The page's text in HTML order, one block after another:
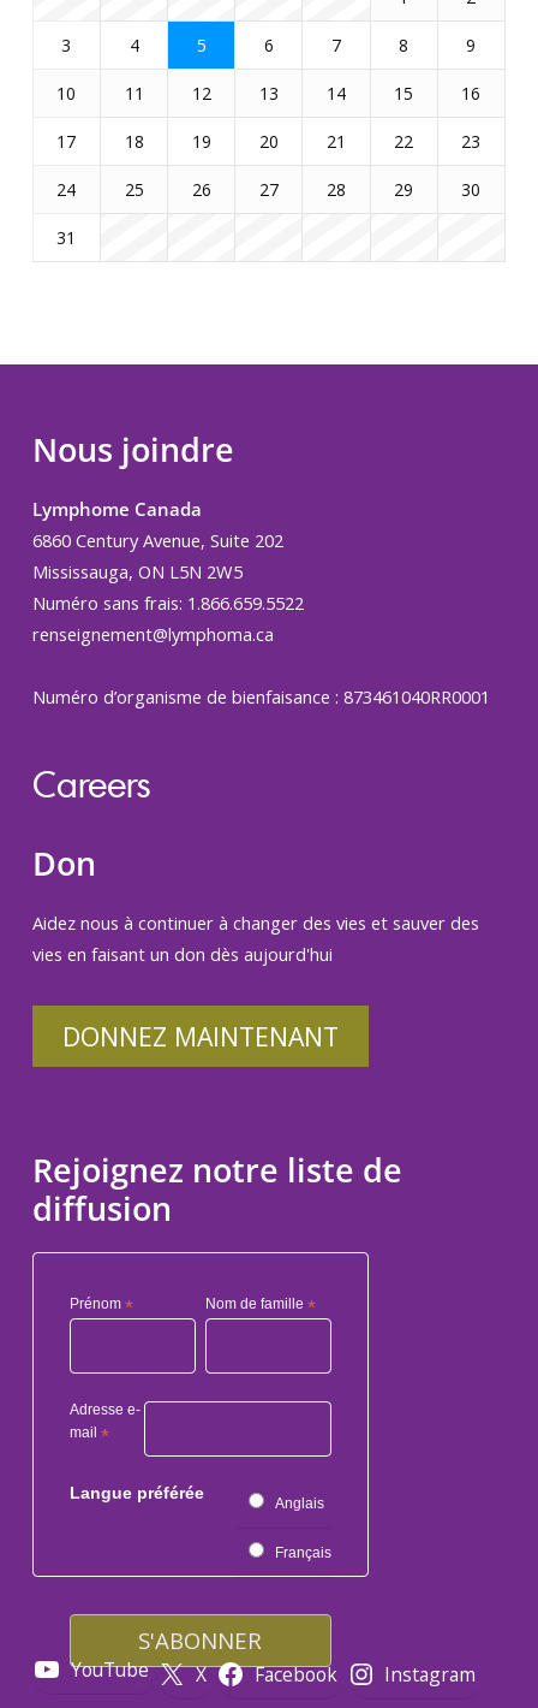
3 4 5 6 7 8 9
10 11 12 13 14 15 16
17 18 19 20 21 22 23
24 25 26 27 28 29 30
31
Nous joindre
Lymphome Canada
6860 Century Avenue, Suite 202
Mississauga, ON L5N 2W5
Numéro sans frais: 1.866.659.5522
renseignement@lymphoma.ca
Numéro d’organisme de bienfaisance : 873461040RR0001
Careers
Don
Aidez nous à continuer à changer des vies et sauver des
vies en faisant un don dès aujourd'hui
DONNEZ MAINTENANT
Rejoignez notre liste de
diffusion
Prénom * Nom de famille*
Adresse e-
mail *
Langue préférée
Anglais
Français
YouTube X Facebook
Instagram